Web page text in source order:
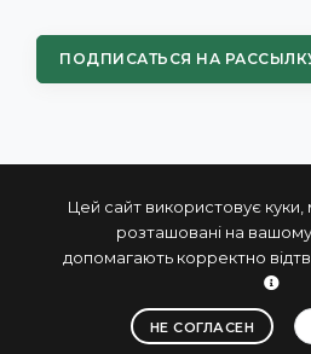
Цей сайт використовує
розташовані на
допомагають корректно
НЕ СОГЛАСЕН
ПОДПИСАТЬСЯ НА
© 2004 - 2026 ПРОКСИС™ -
и